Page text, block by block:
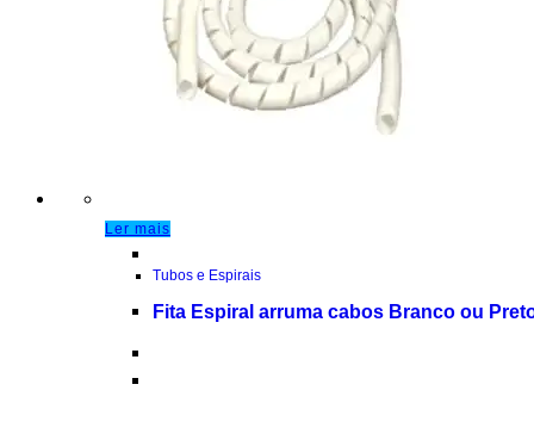
Ler mais
Tubos e Espirais
Fita Espiral arruma cabos Branco ou